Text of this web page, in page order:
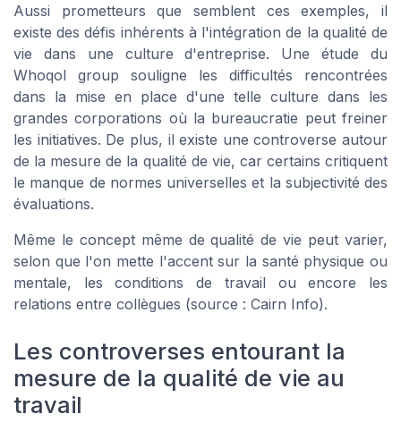
Aussi prometteurs que semblent ces exemples, il
existe des défis inhérents à l'intégration de la qualité de
vie dans une culture d'entreprise. Une étude du
Whoqol group souligne les difficultés rencontrées
dans la mise en place d'une telle culture dans les
grandes corporations où la bureaucratie peut freiner
les initiatives. De plus, il existe une controverse autour
de la mesure de la qualité de vie, car certains critiquent
le manque de normes universelles et la subjectivité des
évaluations.
Même le concept même dequalité de vie peut varier,
selon que l'on mette l'accent sur la santé physique ou
mentale, les conditions de travail ou encore les
relations entre collègues (source : Cairn Info).
Les controverses entourant la
mesure de la qualité de vie au
travail